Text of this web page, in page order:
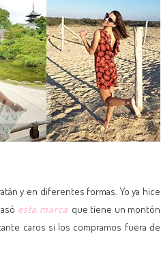
y en diferentes formas. Yo ya hice
esta marca que tiene un montón
caros si los compramos fuera de